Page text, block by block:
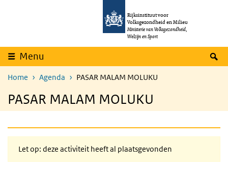
Overslaan en naar de inhoud gaan
Rijksinstituut voor
Volksgezondheid en Milieu
Ministerie van Volksgezondheid,
Welzijn en Sport
Menu
Home Agenda PASAR MALAM MOLUKU
PASAR MALAM MOLUKU
Let op: deze activiteit heeft al plaatsgevonden